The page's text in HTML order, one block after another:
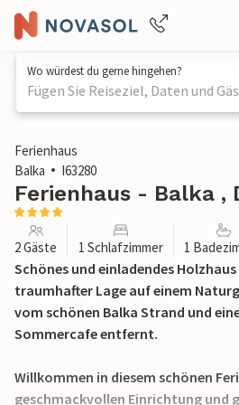
Wo würdest du gerne hingehen?
Fügen Sie Reiseziel, Daten und
1 / 23
Ferienhaus
Balka
I63280
Ferienhaus - Balka ,
2 Gäste 1 Schlafzimmer 1
Schönes und einladendes
traumhafter Lage auf einem
vom schönen Balka Strand und
Sommercafe entfernt.
Willkommen in diesem schönen
geschmackvollen Einrichtung und